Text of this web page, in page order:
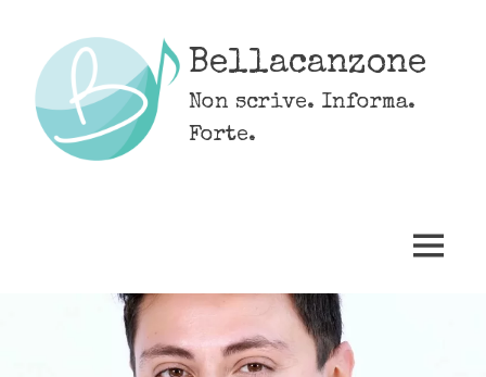
content
Bellacanzone
Non scrive. Informa.
Forte.
MENU